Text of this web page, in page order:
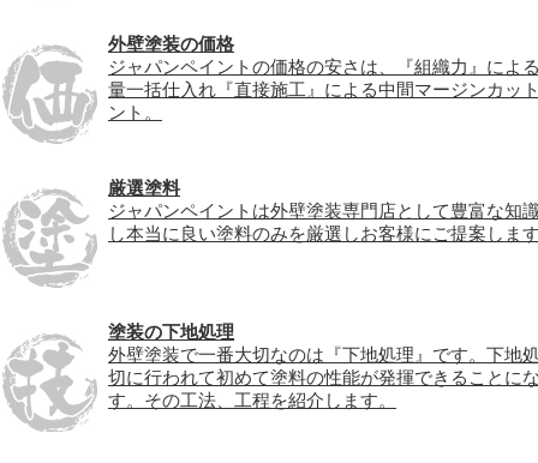
外壁塗装の価格
ジャパンペイントの価格の安さは、『組織力』によ
量一括仕入れ『直接施工』による中間マージンカッ
ント。
厳選塗料
ジャパンペイントは外壁塗装専門店として豊富な知
し本当に良い塗料のみを厳選しお客様にご提案しま
塗装の下地処理
外壁塗装で一番大切なのは『下地処理』です。下地
切に行われて初めて塗料の性能が発揮できることに
す。その工法、工程を紹介します。